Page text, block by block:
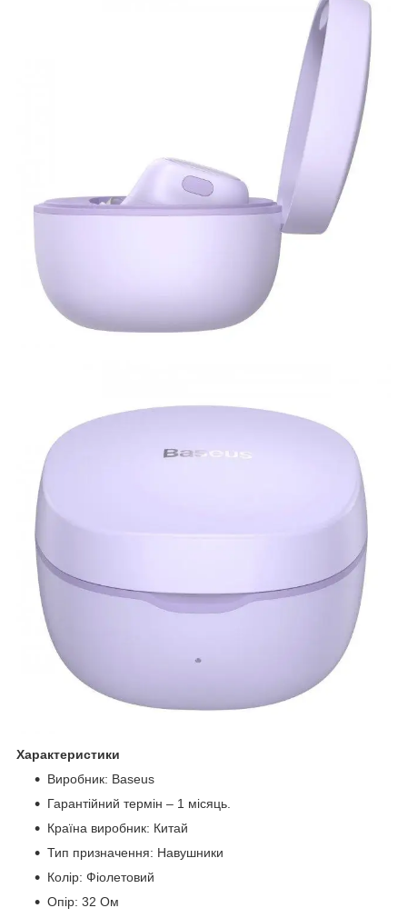
Характеристики
Виробник: Baseus
Гарантійний термін – 1 місяць.
Країна виробник: Китай
Тип призначення: Навушники
Колір: Фіолетовий
Опір: 32 Ом